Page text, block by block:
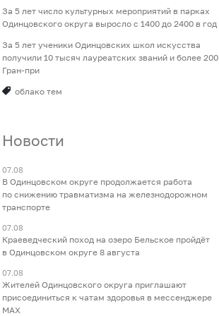
За 5 лет число культурных мероприятий в парках
Одинцовского округа выросло с 1400 до 2400 в год
За 5 лет ученики Одинцовских школ искусства
получили 10 тысяч лауреатских званий и более 200
Гран-при
облако тем
Новости
07.08
В Одинцовском округе продолжается работа
по снижению травматизма на железнодорожном
транспорте
07.08
Краеведческий поход на озеро Бельское пройдёт
в Одинцовском округе 8 августа
07.08
Жителей Одинцовского округа приглашают
присоединиться к чатам здоровья в мессенджере
МАХ